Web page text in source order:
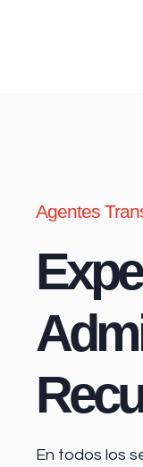
Agentes
En todos los